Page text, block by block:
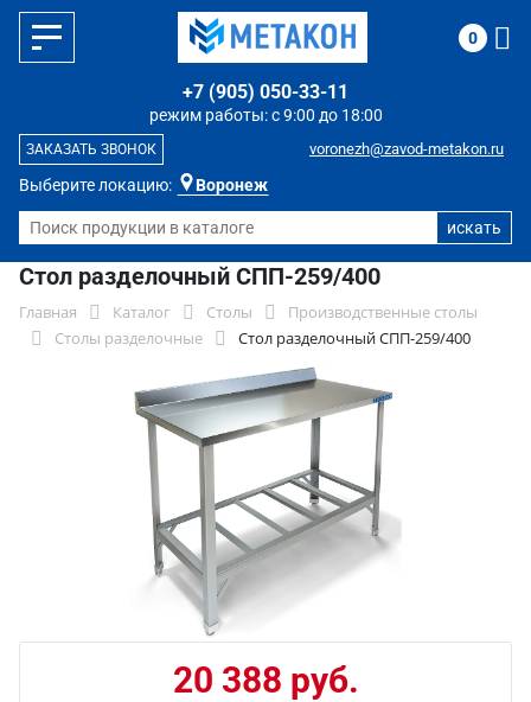
Выберите локацию: Воронеж
режим работы: с 9:00 до 18:00
+7 (905) 050-33-11
voronezh@zavod-metakon.ru
ЗАКАЗАТЬ ЗВОНОК
0
Стол разделочный СПП-259/400
Главная Каталог Столы
Производственные столы
Столы разделочные
Стол разделочный СПП-259/400
20 388 руб.